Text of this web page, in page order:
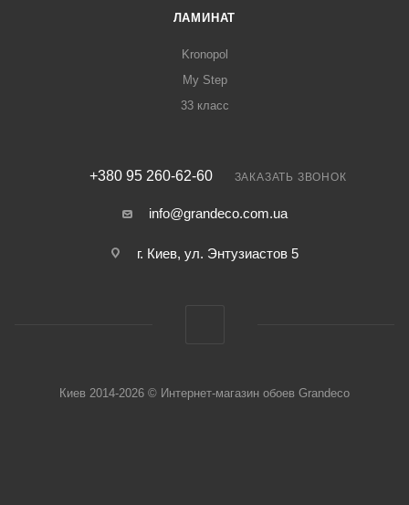
ЛАМИНАТ
Kronopol
My Step
33 класс
+380 95 260-62-60 ЗАКАЗАТЬ ЗВОНОК
info@grandeco.com.ua
г. Киев, ул. Энтузиастов 5
Киев 2014-2026 © Интернет-магазин обоев Grandeco